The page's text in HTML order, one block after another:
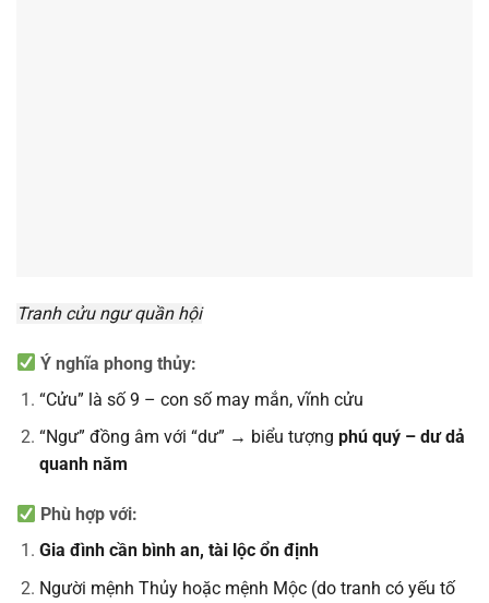
Tranh cửu ngư quần hội
Ý nghĩa phong thủy:
“Cửu” là số 9 – con số may mắn, vĩnh cửu
“Ngư” đồng âm với “dư” → biểu tượng phú quý – dư dả
quanh năm
Phù hợp với:
Gia đình cần bình an, tài lộc ổn định
Người mệnh Thủy hoặc mệnh Mộc (do tranh có yếu tố